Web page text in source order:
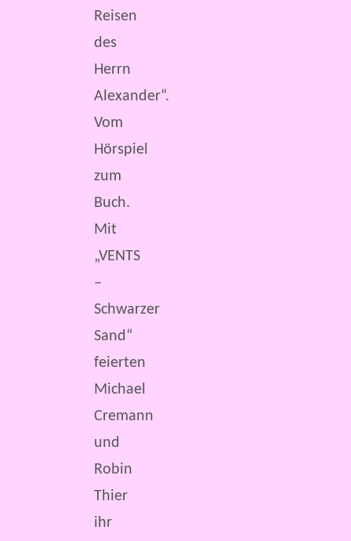
Reisen
des
Herrn
Alexander“.
Vom
Hörspiel
zum
Buch.
Mit
„VENTS
–
Schwarzer
Sand“
feierten
Michael
Cremann
und
Robin
Thier
ihr